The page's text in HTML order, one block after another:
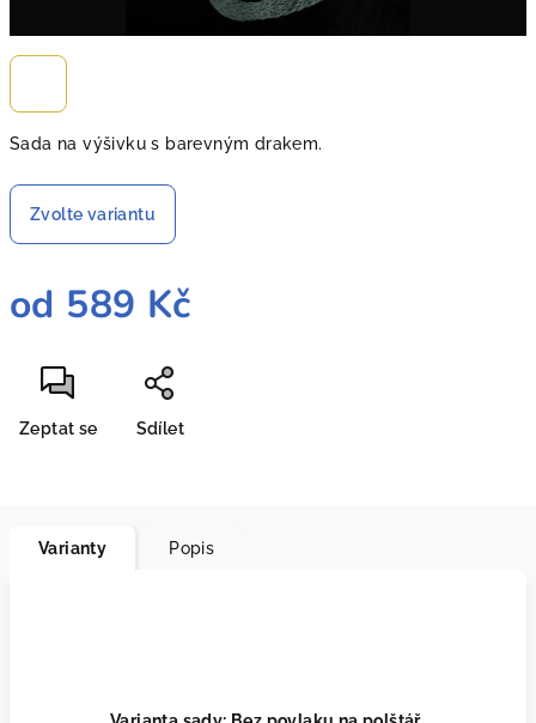
Sada na výšivku s barevným drakem.
Zvolte variantu
od 589 Kč
cena:
Zeptat se Sdílet
Varianty Popis